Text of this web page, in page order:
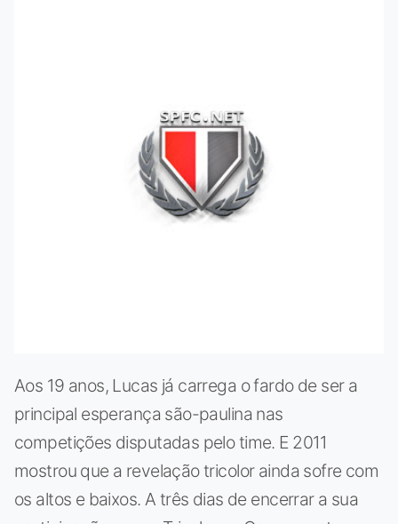
Aos 19 anos, Lucas já carrega o fardo de ser a
principal esperança são-paulina nas
competições disputadas pelo time. E 2011
mostrou que a revelação tricolor ainda sofre com
os altos e baixos. A três dias de encerrar a sua